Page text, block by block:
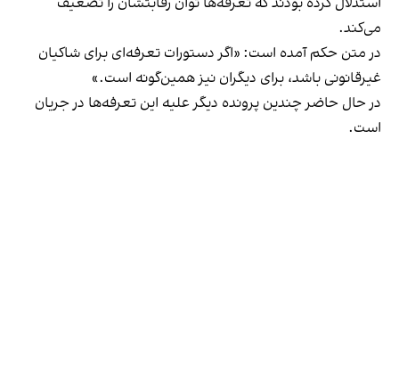
می‌کند.
در متن حکم آمده است: «اگر دستورات تعرفه‌ای برای شاکیان
غیرقانونی باشد، برای دیگران نیز همین‌گونه است.»
در حال حاضر چندین پرونده دیگر علیه این تعرفه‌ها در جریان
است.